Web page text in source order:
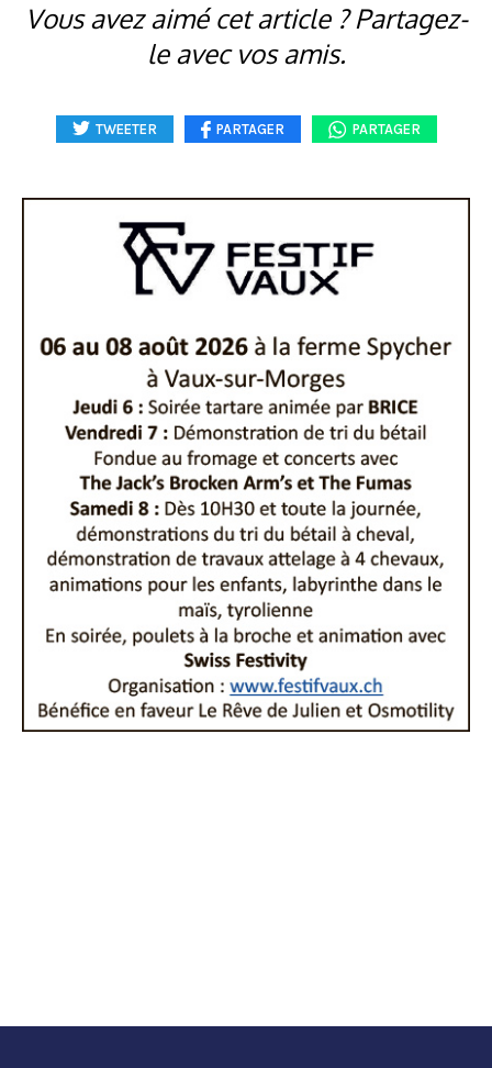
Vous avez aimé cet article ? Partagez-
le avec vos amis.
TWEETER PARTAGER PARTAGER